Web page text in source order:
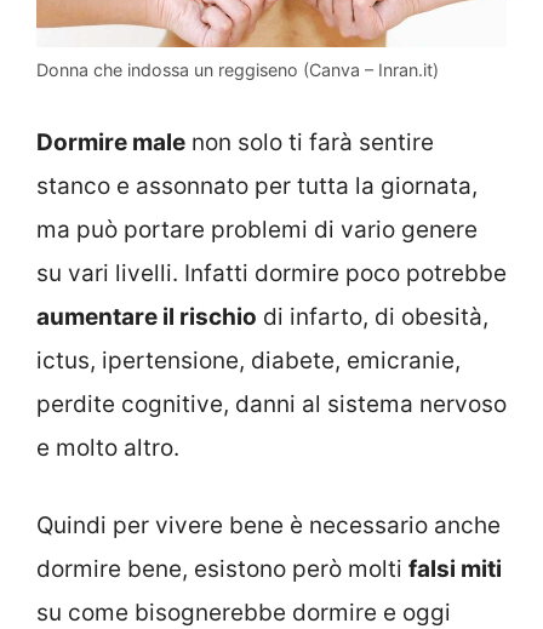
Donna che indossa un reggiseno (Canva – Inran.it)
Dormire male non solo ti farà sentire
stanco e assonnato per tutta la giornata,
ma può portare problemi di vario genere
su vari livelli. Infatti dormire poco potrebbe
aumentare il rischio di infarto, di obesità,
ictus, ipertensione, diabete, emicranie,
perdite cognitive, danni al sistema nervoso
e molto altro.
Quindi per vivere bene è necessario anche
dormire bene, esistono però molti falsi miti
su come bisognerebbe dormire e oggi